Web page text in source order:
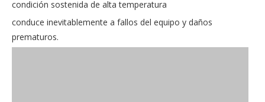
condición sostenida de alta temperatura
conduce inevitablemente a fallos del equipo y daños
prematuros.